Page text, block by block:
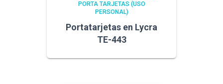
PORTA TARJETAS (USO
PERSONAL)
Portatarjetas en Lycra
TE-443